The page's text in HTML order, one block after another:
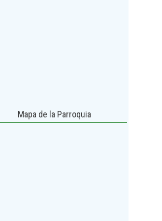
Mapa de la Parroquia